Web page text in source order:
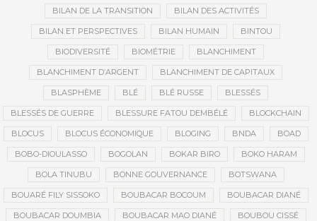
BILAN DE LA TRANSITION BILAN DES ACTIVITÉS
BILAN ET PERSPECTIVES BILAN HUMAIN BINTOU
BIODIVERSITÉ BIOMÉTRIE BLANCHIMENT
BLANCHIMENT D’ARGENT BLANCHIMENT DE CAPITAUX
BLASPHÈME BLÉ BLÉ RUSSE BLESSÉS
BLESSÉS DE GUERRE BLESSURE FATOU DEMBÉLÉ BLOCKCHAIN
BLOCUS BLOCUS ÉCONOMIQUE BLOGING BNDA BOAD
BOBO-DIOULASSO BOGOLAN BOKAR BIRO BOKO HARAM
BOLA TINUBU BONNE GOUVERNANCE BOTSWANA
BOUARÉ FILY SISSOKO BOUBACAR BOCOUM BOUBACAR DIANÉ
BOUBACAR DOUMBIA BOUBACAR MAO DIANÉ BOUBOU CISSÉ